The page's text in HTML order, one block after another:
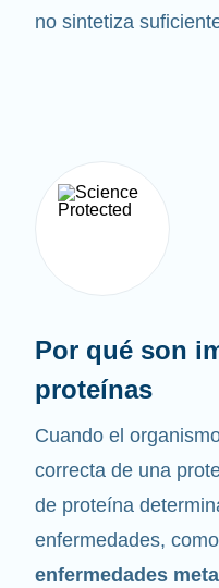
no sintetiza
Por qué son
proteínas
Cuando el
correcta de una
de proteína
enfermedades, como
enfermedades